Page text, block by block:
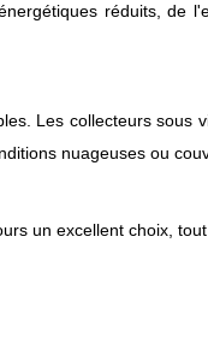
réduits, de
Les collecteurs sous
nuageuses ou
un excellent choix,